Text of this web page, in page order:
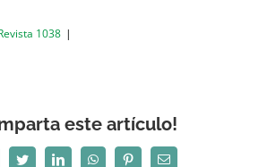
1038 |
este artículo!